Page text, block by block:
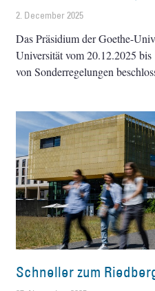
2. December 2025
Das Präsidium der Goethe-
Universität vom 20.12.2025
von Sonderregelungen
Schneller zum